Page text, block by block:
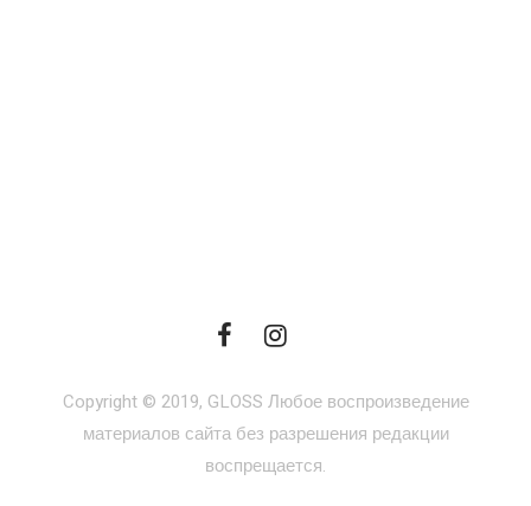
Copyright © 2019, GLOSS Любое воспроизведение
материалов сайта без разрешения редакции
воспрещается.